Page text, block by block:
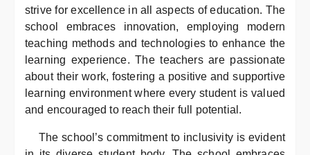
strive for excellence in all aspects of education. The
school embraces innovation, employing modern
teaching methods and technologies to enhance the
learning experience. The teachers are passionate
about their work, fostering a positive and supportive
learning environment where every student is valued
and encouraged to reach their full potential.
The school’s commitment to inclusivity is evident